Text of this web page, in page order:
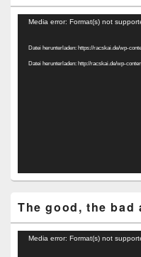
Video-
Media error: Format(s) not
Datei herunterladen: https://racskai.de/wp-
Datei herunterladen: http://racskai.de/wp-
The good, the bad
Video-
Media error: Format(s) not